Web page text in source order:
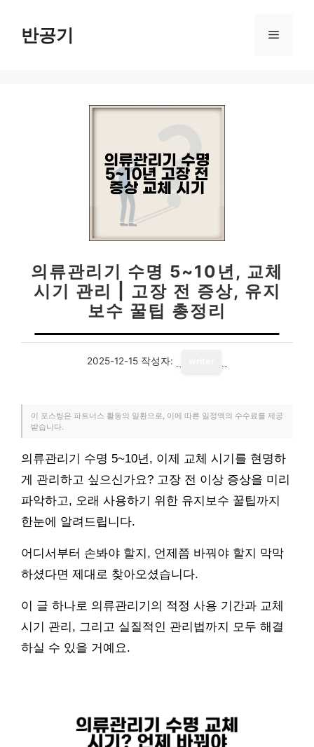
반공기 메
의류관리기 수명 5~10년, 교체
시기 관리 | 고장 전 증상, 유지
보수 꿀팁 총정리
2025-12-15 작성자:
이 포스팅은 파트너스 활동의 일환으로, 이에 따른 일정액의 수수료를 제공
받습니다.
의류관리기 수명 5~10년, 이제 교체 시기를 현명하
게 관리하고 싶으신가요? 고장 전 이상 증상을 미리
파악하고, 오래 사용하기 위한 유지보수 꿀팁까지
한눈에 알려드립니다.
어디서부터 손봐야 할지, 언제쯤 바꿔야 할지 막막
하셨다면 제대로 찾아오셨습니다.
이 글 하나로 의류관리기의 적정 사용 기간과 교체
시기 관리, 그리고 실질적인 관리법까지 모두 해결
하실 수 있을 거예요.